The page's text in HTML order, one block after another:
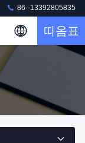
86--13392805835
따옴표